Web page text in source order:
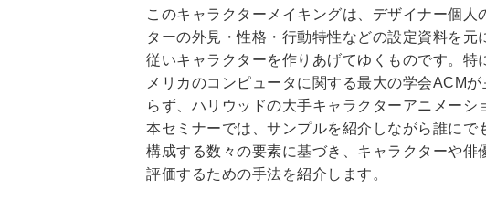
このキャラクターメイキングは、デザイナー個
ターの外見・性格・行動特性などの設定資料を
従いキャラクターを作りあげてゆくものです。
メリカのコンピュータに関する最大の学会ACM
らず、ハリウッドの大手キャラクターアニメーシ
本セミナーでは、サンプルを紹介しながら誰に
構成する数々の要素に基づき、キャラクターや
評価するための手法を紹介します。